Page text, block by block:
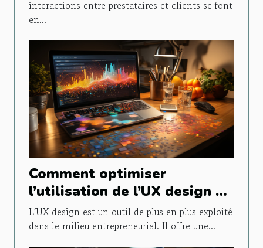
entreprise
interactions entre prestataires et clients se font
en...
Comment optimiser
l’utilisation de l’UX design en
entreprise ?
L’UX design est un outil de plus en plus exploité
dans le milieu entrepreneurial. Il offre une...